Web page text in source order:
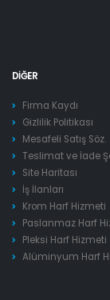
DIĞER
Firma Kaydı
Gizlilik Politikası
Mesafeli Satış Söz.
Teslimat ve İade
Site Haritası
İş İlanları
Krom Harf Hizmeti
Paslanmaz Harf
Pleksi Harf Hizmeti
Alüminyum Harf